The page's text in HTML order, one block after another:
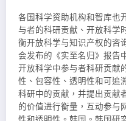
各国科学资助机构和智库也
与者的科研贡献、开放科学
衡开放科学与知识产权的咨
会发布的《实至名归》报告
开放科学中参与者科研贡献
性、包容性、透明性和可追
科研中的贡献，并提出贡献
的价值进行衡量，互动参与